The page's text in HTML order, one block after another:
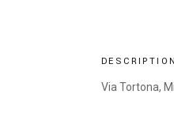
DESCRIPTION
Via Tortona,